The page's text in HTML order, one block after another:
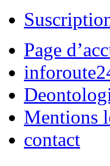
Page
Mentions
contact